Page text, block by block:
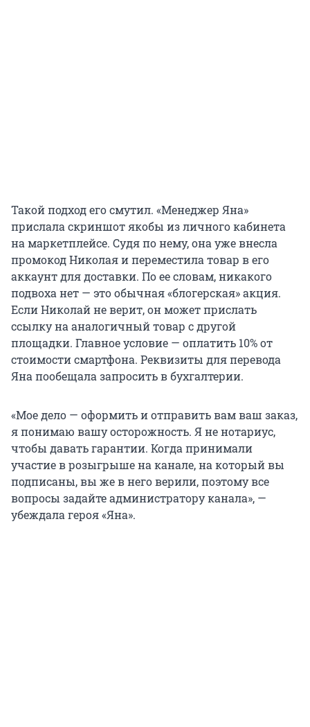
Такой подход его смутил. «Менеджер Яна»
прислала скриншот якобы из личного кабинета
на маркетплейсе. Судя по нему, она уже внесла
промокод Николая и переместила товар в его
аккаунт для доставки. По ее словам, никакого
подвоха нет — это обычная «блогерская» акция.
Если Николай не верит, он может прислать
ссылку на аналогичный товар с другой
площадки. Главное условие — оплатить 10% от
стоимости смартфона. Реквизиты для перевода
Яна пообещала запросить в бухгалтерии.
«Мое дело — оформить и отправить вам ваш заказ,
я понимаю вашу осторожность. Я не нотариус,
чтобы давать гарантии. Когда принимали
участие в розыгрыше на канале, на который вы
подписаны, вы же в него верили, поэтому все
вопросы задайте администратору канала», —
убеждала героя «Яна».